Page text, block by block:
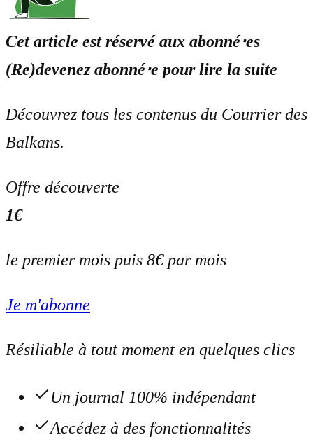
Cet article est réservé aux abonné⋅es
(Re)devenez abonné⋅e pour lire la suite
Découvrez tous les contenus du Courrier des
Balkans.
Offre découverte
1€
le premier mois puis 8€ par mois
Je m'abonne
Résiliable à tout moment en quelques clics
Un journal 100% indépendant
Accédez à des fonctionnalités